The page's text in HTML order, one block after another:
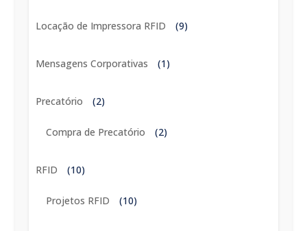
Locação de Impressora RFID (9)
Mensagens Corporativas (1)
Precatório (2)
Compra de Precatório (2)
RFID (10)
Projetos RFID (10)